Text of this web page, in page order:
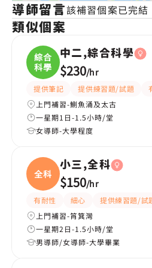
導師留言該補習個案已完結
類似個案
綜合
科學
中二,綜合科學
$230/hr
提供筆記 提供練習題/試題
上門補習-鰂魚涌及太古
一星期1日-1.5小時/堂
女導師-大學程度
全科
小三,全科
$150/hr
有耐性 細心 提供練習題/試
上門補習-筲箕灣
一星期2日-1.5小時/堂
男導師/女導師-大學畢業